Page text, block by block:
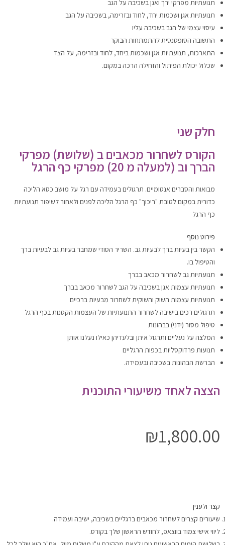
תנועתיות מפרקי ירך ואגן בשכיבה על הגב
תנועתיות אגן ושכמות יחד, לחוד ובזרימה, בשכיבה על הגב
עיסוי עצמי של הגב בשכיבה עליו
התשובה הסופטנסית להתמתחות הבוקר
התארכות, תנועתיות אגן ושכמות ביחד, לחוד ובזרימה, על הצד
שכלול יכולת הפיתול והזחילה הרכה במקום.
חלק שני
הקורס לשחרור מכאבים ב (שלושת) מפרקי
הברך וב (למעלה מ 20) מפרקי כף הרגל
מבואות והסברים אנטומיים. תרגולים בעמידה עם רגל על מושב כסא הליכה
כדורית במקום לטובת "ריכוך" כף הרגל הליכה לפנים ולאחור לשיפור תנועתיות
כף הרגל
פירוט נוסף
הקשר בין בעיות ברך לבעיות גב. השריר הסודי שמחבר בעיות גב לבעיות ברך
והטיפול בו.
תנועתיות גב לשחרור מכאב בברך
תנועתיות עצמות אגן בשכיבה על הגב לשחרור מכאב בברך
תנועתיות עצמות השוק והשוקית לשחרור מבעיות ברכיים
תרגולים רכים בישיבה לשחרור התנועתיות של העצמות הקטנות בכף הרגל
טיפול מסור (ידני) בבהונות
המלצה על נעליים ותרגול איתן ובלעדיהן כאילו נעלנו אותן
תנועות פרדוקסליות בכפות הרגליים
הברשת הבהונות בשכיבה ובעמידה.
הצצה לאחד משיעורי התוכנית
₪1,800.00
קצר ולענין
שיעורים קצרים לשחרור מכאבים ברגליים בשכיבה, ישיבה ועמידה.
ליווי אישי צמוד בווצאפ, לחודש הראשון שלך בקורס.